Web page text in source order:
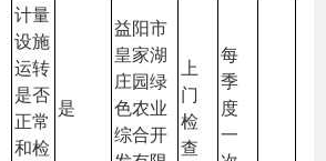
计量
设施
运转
是否
正常
和检
是
益阳市
皇家湖
庄园绿
色农业
综合开
上
门
检
查
每
季
度
一